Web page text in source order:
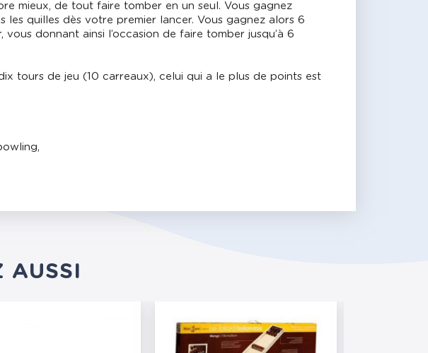
mieux, de tout faire tomber en un seul. Vous gagnez
quilles dès votre premier lancer. Vous gagnez alors 6
donnant ainsi l’occasion de faire tomber jusqu’à 6
tours de jeu (10 carreaux), celui qui a le plus de points est
AUSSI